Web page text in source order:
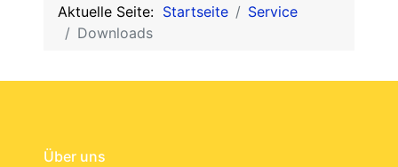
Aktuelle Seite: Startseite
Service
Downloads
Über uns